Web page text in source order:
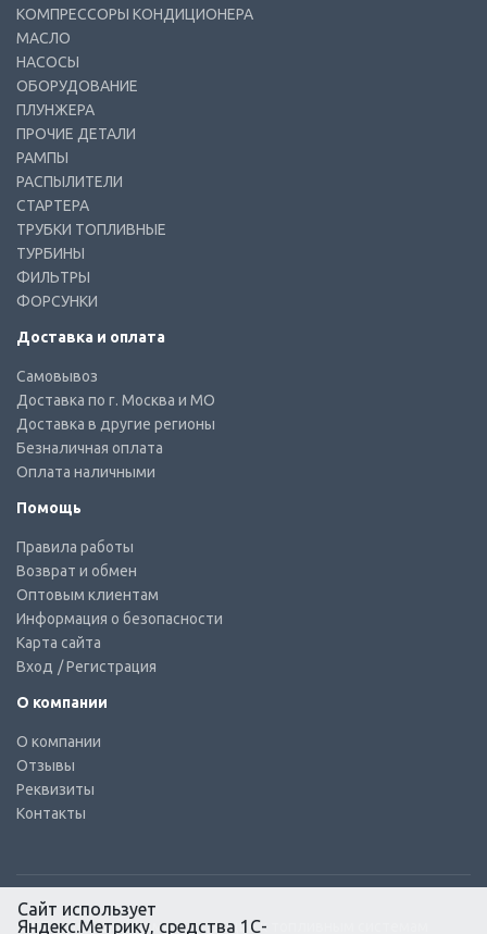
КОМПРЕССОРЫ КОНДИЦИОНЕРА
МАСЛО
НАСОСЫ
ОБОРУДОВАНИЕ
ПЛУНЖЕРА
ПРОЧИЕ ДЕТАЛИ
РАМПЫ
РАСПЫЛИТЕЛИ
СТАРТЕРА
ТРУБКИ ТОПЛИВНЫЕ
ТУРБИНЫ
ФИЛЬТРЫ
ФОРСУНКИ
Доставка и оплата
Самовывоз
Доставка по г. Москва и МО
Доставка в другие регионы
Безналичная оплата
Оплата наличными
Помощь
Правила работы
Возврат и обмен
Оптовым клиентам
Информация о безопасности
Карта сайта
Вход / Регистрация
О компании
О компании
Отзывы
Реквизиты
Контакты
© КТС-Дизель – Комплектующие к топливным системам
Сайт использует
Яндекс.Метрику, средства 1С-